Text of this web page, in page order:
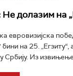
долазим на
евровизијска
бини на 25.
Србију. Из